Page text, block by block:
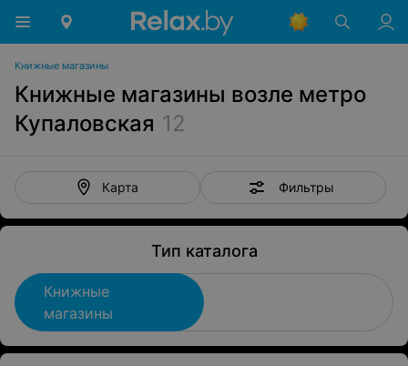
Книжные магазины
Книжные магазины возле метро
Купаловская 12
Карта Фильтры
Тип каталога
Книжные
магазины